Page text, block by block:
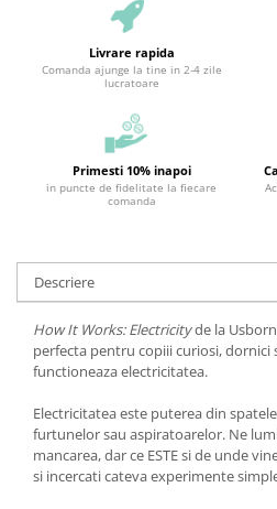
Livrare rapida
Comanda ajunge la tine in 2-4 zile
lucratoare
Primesti 10% inapoi
in puncte de fidelitate la fiecare
comanda
Descriere
How It Works: Electricityde la
perfecta pentru copiii curiosi, dornici
functioneaza electricitatea.
Electricitatea este puterea din
furtunelor sau aspiratoarelor. Ne
mancarea, dar ce ESTE si de unde
si incercati cateva experimente